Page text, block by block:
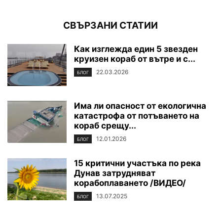
СВЪРЗАНИ СТАТИИ
Как изглежда един 5 звезден
круизен кораб от вътре и с...
БЛОГ 22.03.2026
Има ли опасност от екологична
катастрофа от потъването на
кораб срещу...
БЛОГ 12.01.2026
15 критични участъка по река
Дунав затрудняват
корабоплаването /ВИДЕО/
БЛОГ 13.07.2025